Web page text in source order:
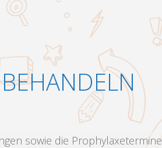
sowie die Prophylaxetermine